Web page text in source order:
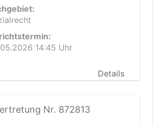
14:45 Uhr
Details
Nr. 872813